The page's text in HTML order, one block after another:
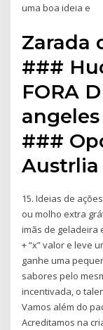
uma boa ideia e
Zarada
###
FORA
###
Austrlia
15. Ideias de
ou molho extra
imãs de geladeira
+ “x” valor e leve
ganhe uma
sabores pelo
incentivada, o
Vamos além do
Acreditamos na